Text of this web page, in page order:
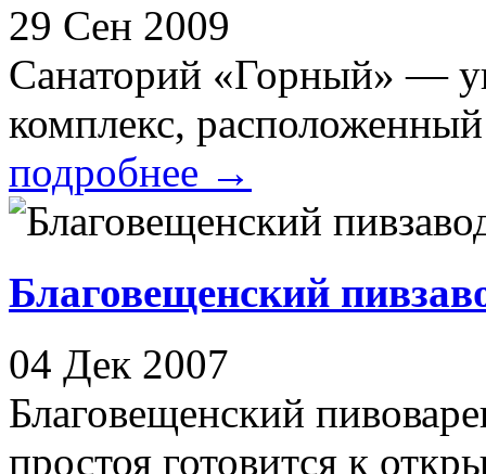
29 Сен 2009
Санаторий «Горный» —
комплекс,
подробнее →
Благовещенский
04 Дек 2007
Благовещенский
простоя готовится к